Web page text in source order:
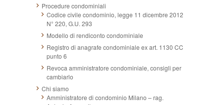
Procedure condominiali
Codice civile condominio, legge 11 dicembre 2012
N° 220, G.U. 293
Modello di rendiconto condominiale
Registro di anagrafe condominiale ex art. 1130 CC
punto 6
Revoca amministratore condominiale, consigli per
cambiarlo
Chi siamo
Amministratore di condominio Milano – rag.